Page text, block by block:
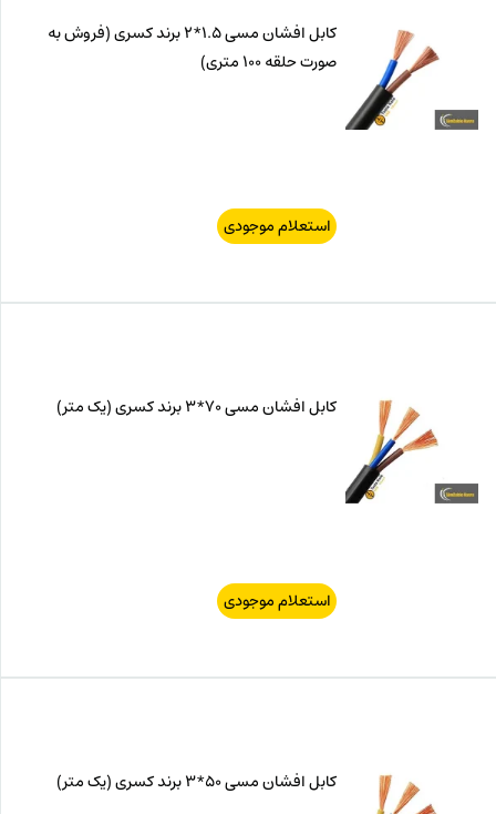
کابل افشان مسی 1.5*2 برند کسری (فروش به
صورت حلقه 100 متری)
استعلام موجودی
کابل افشان مسی 70*3 برند کسری (یک متر)
استعلام موجودی
کابل افشان مسی 50*3 برند کسری (یک متر)